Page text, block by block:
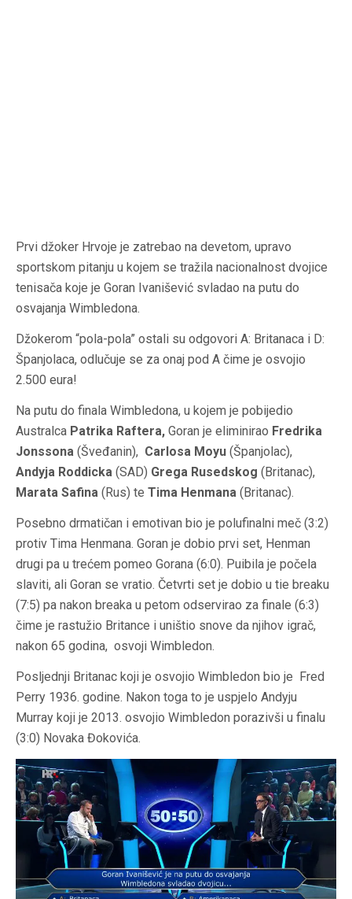
Prvi džoker Hrvoje je zatrebao na devetom, upravo
sportskom pitanju u kojem se tražila nacionalnost dvojice
tenisača koje je Goran Ivanišević svladao na putu do
osvajanja Wimbledona.
Džokerom “pola-pola” ostali su odgovori A: Britanaca i D:
Španjolaca, odlučuje se za onaj pod A čime je osvojio
2.500 eura!
Na putu do finala Wimbledona, u kojem je pobijedio
Australca Patrika Raftera, Goran je eliminirao Fredrika
Jonssona (Šveđanin), Carlosa Moyu (Španjolac),
Andyja Roddicka (SAD) Grega Rusedskog (Britanac),
Marata Safina (Rus) te Tima Henmana (Britanac).
Posebno drmatičan i emotivan bio je polufinalni meč (3:2)
protiv Tima Henmana. Goran je dobio prvi set, Henman
drugi pa u trećem pomeo Gorana (6:0). Puibila je počela
slaviti, ali Goran se vratio. Četvrti set je dobio u tie breaku
(7:5) pa nakon breaka u petom odservirao za finale (6:3)
čime je rastužio Britance i uništio snove da njihov igrač,
nakon 65 godina, osvoji Wimbledon.
Posljednji Britanac koji je osvojio Wimbledon bio je Fred
Perry 1936. godine. Nakon toga to je uspjelo Andyju
Murray koji je 2013. osvojio Wimbledon porazivši u finalu
(3:0) Novaka Đokovića.